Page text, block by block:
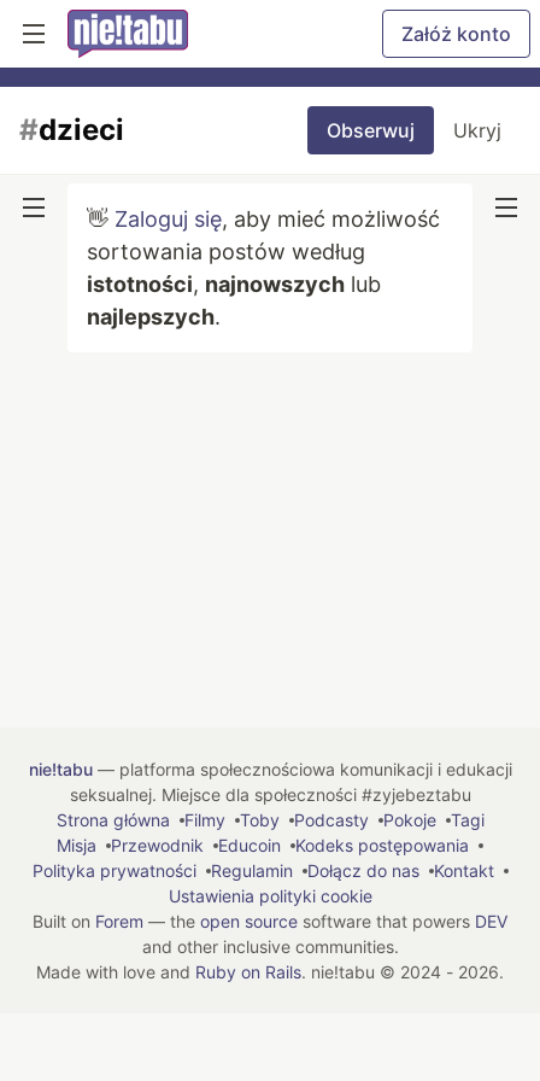
Załóż konto
#dzieci Obserwuj Ukryj
👋 Zaloguj się, aby mieć możliwość
sortowania postów według
istotności, najnowszych lub
najlepszych.
nie!tabu— platforma społecznościowa komunikacji i edukacji
seksualnej. Miejsce dla społeczności #zyjebeztabu
Strona główna
Filmy Toby Podcasty Pokoje
Tagi
Misja
Przewodnik Educoin
Kodeks postępowania
Polityka prywatności
Regulamin Dołącz do nas
Kontakt
Ustawienia polityki cookie
Built on Forem — the open source software that powers DEV
and other inclusive communities.
Made with love and Ruby on Rails. nie!tabu © 2024 - 2026.